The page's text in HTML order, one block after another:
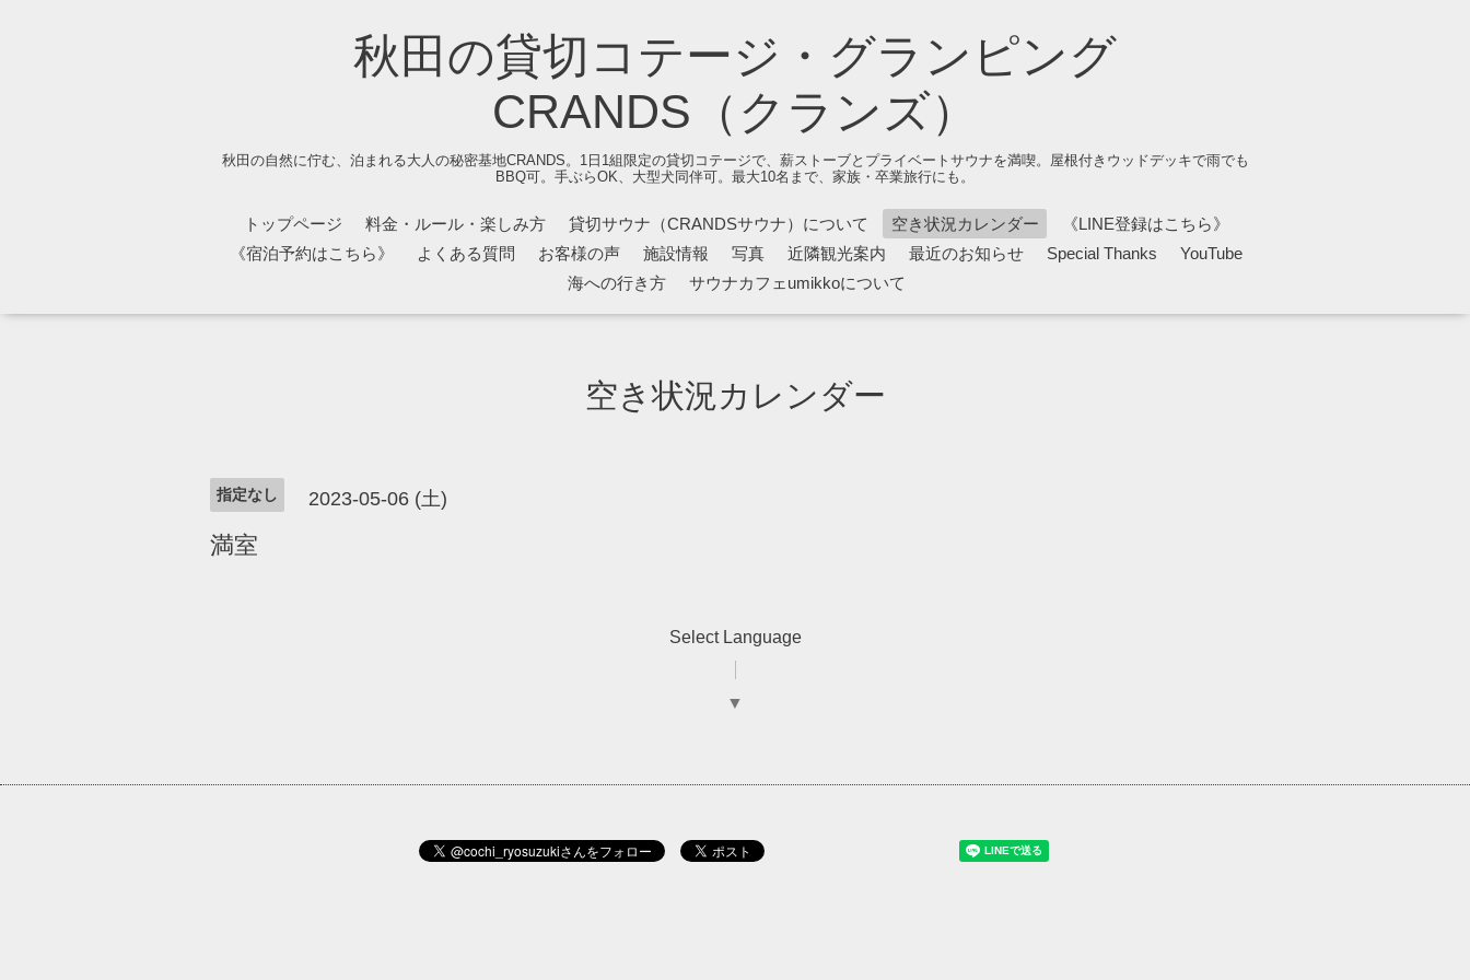
秋田の貸切コテージ・グランピング
CRANDS（クランズ）
秋田の自然に佇む、泊まれる大人の秘密基地CRANDS。1日1組限定の貸切コテージで、薪ストーブとプライベートサウナを満喫。屋根付きウッドデッキで雨でも
BBQ可。手ぶらOK、大型犬同伴可。最大10名まで、家族・卒業旅行にも。
トップページ 料金・ルール・楽しみ方 貸切サウナ（CRANDSサウナ）について 空き状況カレンダー
《LINE登録はこちら》
《宿泊予約はこちら》
よくある質問 お客様の声 施設情報 写真 近隣観光案内 最近のお知らせ Special Thanks
YouTube
海への行き方
サウナカフェumikkoについて
空き状況カレンダー
指定なし 2023-05-06 (土)
満室
Select Language
▼